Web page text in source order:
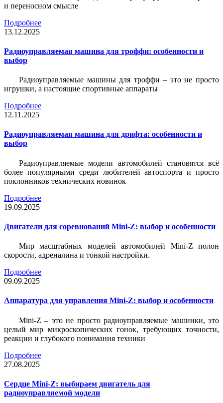
и переносном смысле
Подробнее
13.12.2025
Радиоуправляемая машина для троффи: особенности и
выбор
Радиоуправляемые машины для троффи – это не просто
игрушки, а настоящие спортивные аппараты
Подробнее
12.11.2025
Радиоуправляемая машина для дрифта: особенности и
выбор
Радиоуправляемые модели автомобилей становятся всё
более популярными среди любителей автоспорта и просто
поклонников технических новинок
Подробнее
19.09.2025
Двигатели для соревнований Mini-Z: выбор и особенности
Мир масштабных моделей автомобилей Mini-Z полон
скорости, адреналина и тонкой настройки.
Подробнее
09.09.2025
Аппаратура для управления Mini-Z: выбор и особенности
Mini-Z – это не просто радиоуправляемые машинки, это
целый мир микроскопических гонок, требующих точности,
реакции и глубокого понимания техники
Подробнее
27.08.2025
Сердце Mini-Z: выбираем двигатель для
радиоуправляемой модели